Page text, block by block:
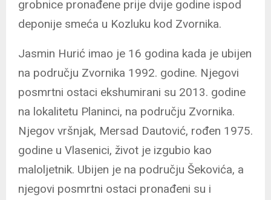
grobnice pronađene prije dvije godine ispod
deponije smeća u Kozluku kod Zvornika.
Jasmin Hurić imao je 16 godina kada je ubijen
na području Zvornika 1992. godine. Njegovi
posmrtni ostaci ekshumirani su 2013. godine
na lokalitetu Planinci, na području Zvornika.
Njegov vršnjak, Mersad Dautović, rođen 1975.
godine u Vlasenici, život je izgubio kao
maloljetnik. Ubijen je na području Šekovića, a
njegovi posmrtni ostaci pronađeni su i